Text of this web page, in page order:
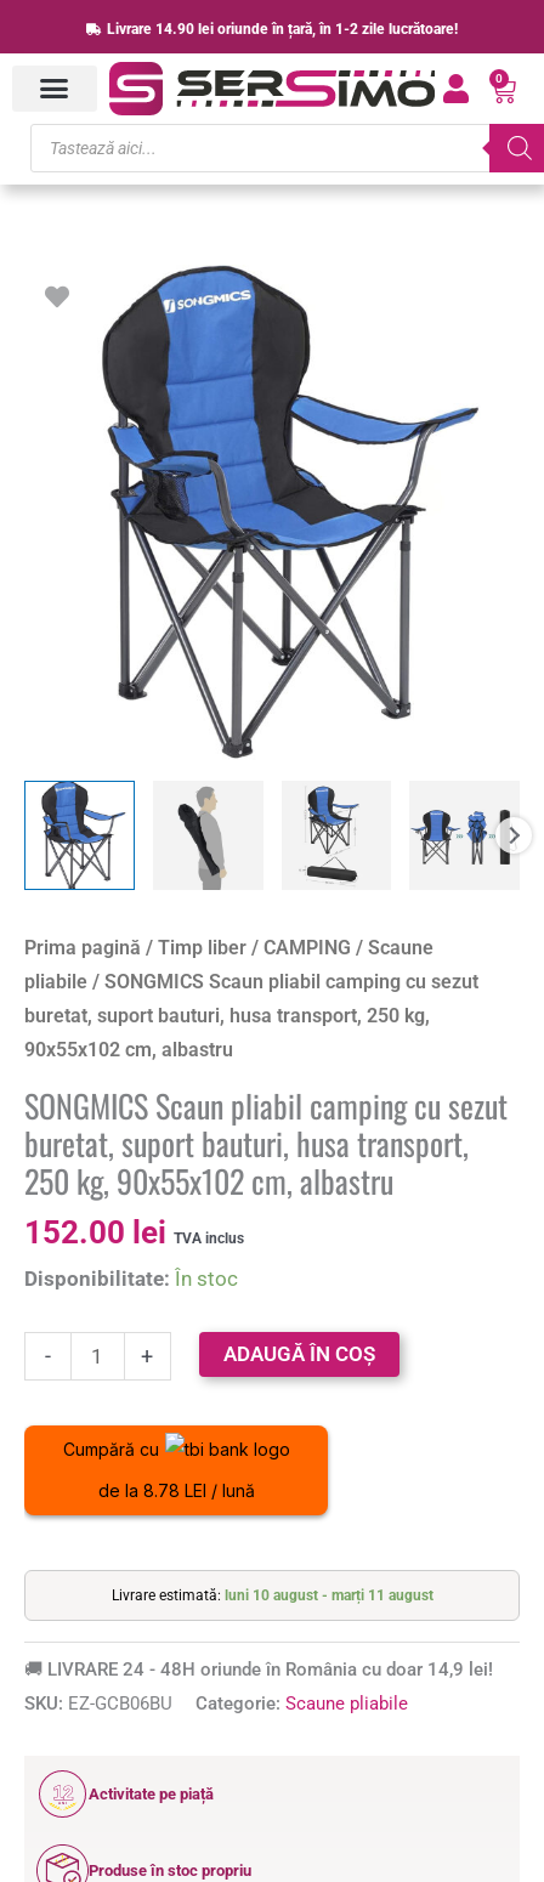
to
content
Livrare 14.90 lei oriunde în țară, în 1-2 zile lucrătoare!
0
Cart
Products
search
Prima pagină / Timp liber / CAMPING / Scaune
pliabile / SONGMICS Scaun pliabil camping cu sezut
buretat, suport bauturi, husa transport, 250 kg,
90x55x102 cm, albastru
SONGMICS Scaun pliabil camping cu sezut
buretat, suport bauturi, husa transport,
250 kg, 90x55x102 cm, albastru
152.00 lei TVA inclus
Disponibilitate: În stoc
-
SONGMICS
cm,
albastru
+ ADAUGĂ ÎN COȘ
Cumpără cu
de la 8.78 LEI / lună
Livrare estimată: luni 10 august - marți 11 august
🚚 LIVRARE 24 - 48H oriunde în România cu doar 14,9 lei!
SKU: EZ-GCB06BU Categorie: Scaune pliabile
12
ANI
Activitate pe piață
Produse în stoc propriu